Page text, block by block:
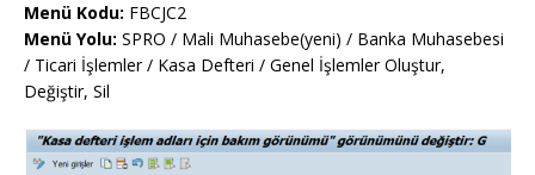
Menü Kodu: FBCJC2
Menü Yolu: SPRO / Mali Muhasebe(yeni) / Banka Muhasebesi
/ Ticari İşlemler / Kasa Defteri / Genel İşlemler Oluştur,
Değiştir, Sil